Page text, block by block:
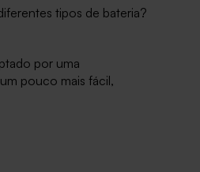
tipos de bateria?
por uma
pouco mais fácil,